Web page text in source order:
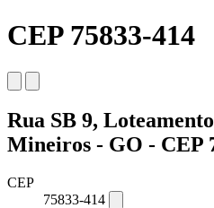
CEP 75833-414
Rua SB 9,
Mineiros - GO - CEP
CEP
75833-414